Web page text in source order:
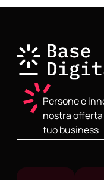
Persone e
nostra
tuo business